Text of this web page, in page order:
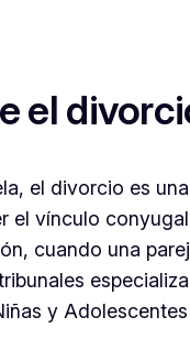
el
el divorcio es
el vínculo
cuando una
y Adolescentes